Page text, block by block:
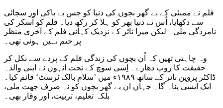
فلم نے ممبئی کے بے گھر بچوں کی دنیا کو جس بے باکی اور سچائی
سے دکھایا، اُس نے دنیا بھر کو ہلا کر رکھ دیا۔ فلم کو آسکر کی
نامزدگی ملی۔ لیکن میرا نائر کے نزدیک کہانی فلم کے آخری منظر
پر ختم نہیں ہوئی تھی۔
وہ چاہتی تھیں کہ اُن بچوں کی زندگی فلم کے پردے سے نکل کر
حقیقت کا روپ دھارے۔ اِسی سوچ کے تحت انہوں نے اپنی والدہ
ڈاکٹر پروین نائر کے ساتھ ۱۹۸۹ء میں ’سلام بالک ٹرسٹ‘ قائم کیا۔
ایک ایسی پناہ گاہ جہاں ان بے گھر بچوں کو نہ صرف چھت ملی،
بلکہ تعلیم، تربیت، اور وقار بھی۔